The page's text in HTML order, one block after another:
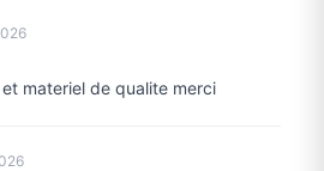
materiel de qualite merci